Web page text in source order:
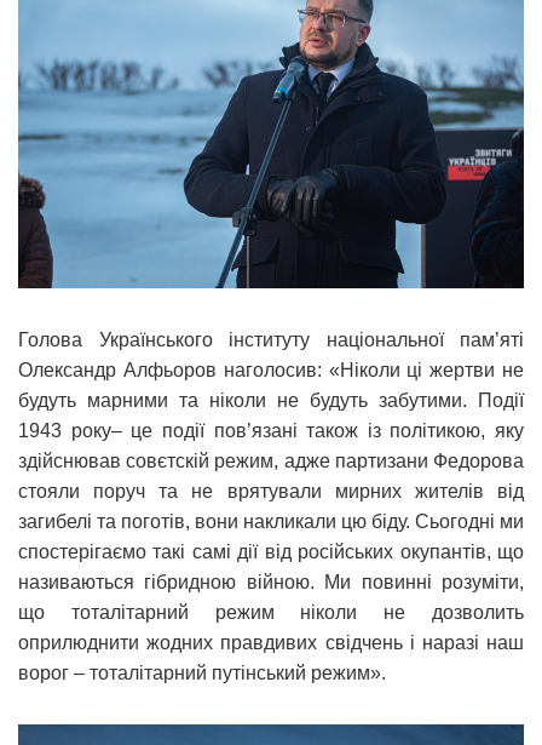
Голова Українського інституту національної пам’яті
Олександр Алфьоров наголосив: «Ніколи ці жертви не
будуть марними та ніколи не будуть забутими. Події
1943 року– це події пов’язані також із політикою, яку
здійснював совєтскій режим, адже партизани Федорова
стояли поруч та не врятували мирних жителів від
загибелі та поготів, вони накликали цю біду. Сьогодні ми
спостерігаємо такі самі дії від російських окупантів, що
називаються гібридною війною. Ми повинні розуміти,
що тоталітарний режим ніколи не дозволить
оприлюднити жодних правдивих свідчень і наразі наш
ворог – тоталітарний путінський режим».